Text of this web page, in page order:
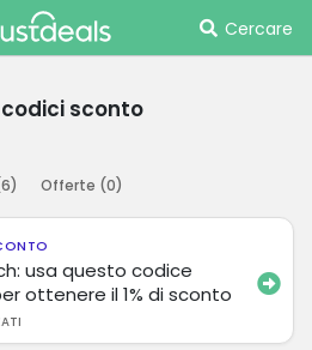
Cercare
sconto
6) Offerte (0)
usa questo codice
ottenere il 1% di sconto